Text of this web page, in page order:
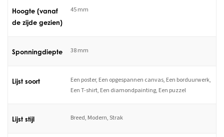
Hoogte (vanaf
de zijde gezien)
45 mm
Sponningdiepte 38 mm
Lijst soort
Een poster, Een opgespannen canvas, Een borduurwerk,
Een T-shirt, Een diamondpainting, Een puzzel
Lijst stijl Breed, Modern, Strak